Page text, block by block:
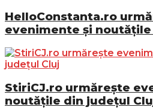
HelloConstanta.ro
evenimente și
StiriCJ.ro urmărește
noutățile din județul